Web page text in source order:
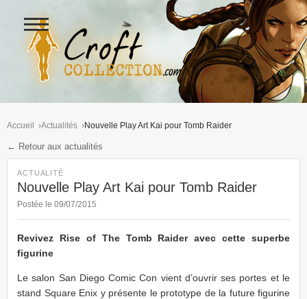
Figurines Lara Croft et
Ouvrir
le
menu
Accueil Actualités Nouvelle Play Art Kai pour Tomb Raider
← Retour aux actualités
ACTUALITÉ
Nouvelle Play Art Kai pour Tomb Raider
Postée le 09/07/2015
Revivez Rise of The Tomb Raider avec cette superbe
figurine
Le salon San Diego Comic Con vient d’ouvrir ses portes et le
stand Square Enix y présente le prototype de la future figurine